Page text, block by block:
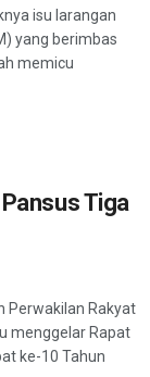
isu larangan
yang berimbas
memicu
Tiga
Perwakilan Rakyat
menggelar Rapat
ke-10 Tahun